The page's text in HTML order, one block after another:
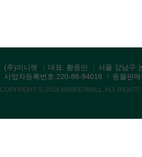
(주)미니펫 대표: 황종만
서울 강남구
사업자등록번호:220-88-94018
동물판
COPYRIGHT ⓒ 2018 MINIPETMALL, ALL